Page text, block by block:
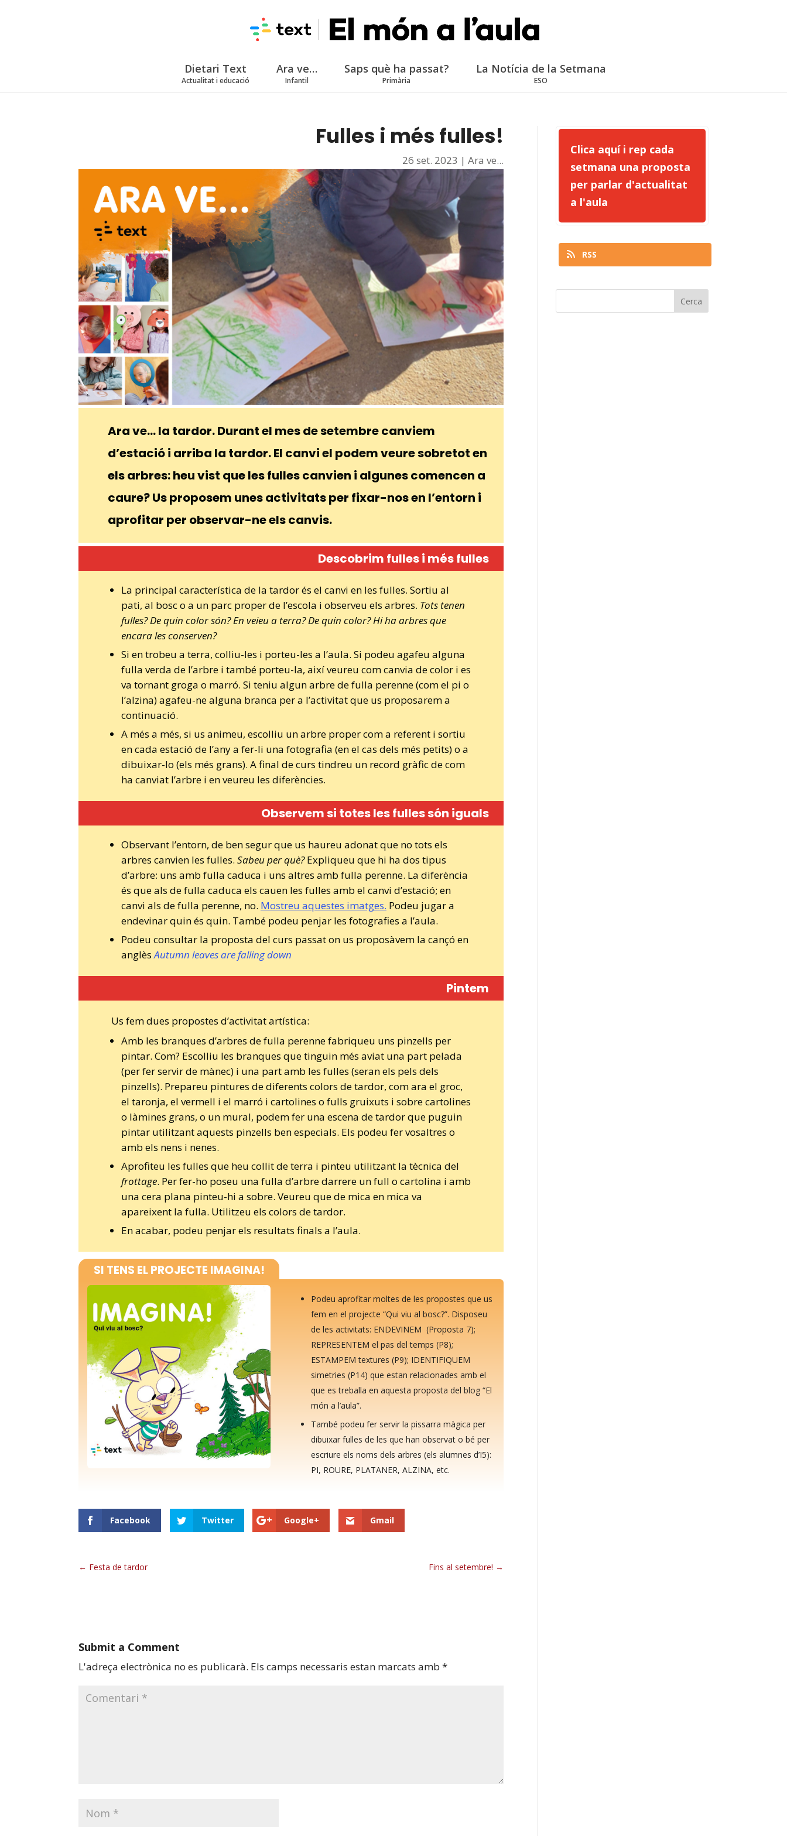
Dietari Text
Actualitat i educació
Ara ve…
Infantil
Saps què ha passat?
Primària
La Notícia de la Setmana
ESO
Fulles i més fulles!
26 set. 2023 |Ara ve...
Ara ve… la tardor. Durant el mes de setembre canviem
d’estació i arriba la tardor. El canvi el podem veure sobretot en
els arbres: heu vist que les fulles canvien i algunes comencen a
caure? Us proposem unes activitats per fixar-nos en l’entorn i
aprofitar per observar-ne els canvis.
Descobrim fulles i més fulles
La principal característica de la tardor és el canvi en les fulles. Sortiu al
pati, al bosc o a un parc proper de l’escola i observeu els arbres. Tots tenen
fulles? De quin color són? En veieu a terra? De quin color? Hi ha arbres que
encara les conserven?
Si en trobeu a terra, colliu-les i porteu-les a l’aula. Si podeu agafeu alguna
fulla verda de l’arbre i també porteu-la, així veureu com canvia de color i es
va tornant groga o marró. Si teniu algun arbre de fulla perenne (com el pi o
l’alzina) agafeu-ne alguna branca per a l’activitat que us proposarem a
continuació.
A més a més, si us animeu, escolliu un arbre proper com a referent i sortiu
en cada estació de l’any a fer-li una fotografia (en el cas dels més petits) o a
dibuixar-lo (els més grans). A final de curs tindreu un record gràfic de com
ha canviat l’arbre i en veureu les diferències.
Observem si totes les fulles són iguals
Observant l’entorn, de ben segur que us haureu adonat que no tots els
arbres canvien les fulles. Sabeu per què?Expliqueu que hi ha dos tipus
d’arbre: uns amb fulla caduca i uns altres amb fulla perenne. La diferència
és que als de fulla caduca els cauen les fulles amb el canvi d’estació; en
canvi als de fulla perenne, no. Mostreu aquestes imatges. Podeu jugar a
endevinar quin és quin. També podeu penjar les fotografies a l’aula.
Podeu consultar la proposta del curs passat on us proposàvem la cançó en
anglèsAutumn leaves are falling down
Pintem
Us fem dues propostes d’activitat artística:
Amb les branques d’arbres de fulla perenne fabriqueu uns pinzells per
pintar. Com? Escolliu les branques que tinguin més aviat una part pelada
(per fer servir de mànec) i una part amb les fulles (seran els pels dels
pinzells). Prepareu pintures de diferents colors de tardor, com ara el groc,
el taronja, el vermell i el marró i cartolines o fulls gruixuts i sobre cartolines
o làmines grans, o un mural, podem fer una escena de tardor que puguin
pintar utilitzant aquests pinzells ben especials. Els podeu fer vosaltres o
amb els nens i nenes.
Aprofiteu les fulles que heu collit de terra i pinteu utilitzant la tècnica del
frottage. Per fer-ho poseu una fulla d’arbre darrere un full o cartolina i amb
una cera plana pinteu-hi a sobre. Veureu que de mica en mica va
apareixent la fulla. Utilitzeu els colors de tardor.
En acabar, podeu penjar els resultats finals a l’aula.
SI TENS EL PROJECTE IMAGINA!
Podeu aprofitar moltes de les propostes que us
fem en el projecte “Qui viu al bosc?”. Disposeu
de les activitats: ENDEVINEM (Proposta 7);
REPRESENTEM el pas del temps (P8);
ESTAMPEM textures (P9); IDENTIFIQUEM
simetries (P14) que estan relacionades amb el
que es treballa en aquesta proposta del blog “El
món a l’aula”.
També podeu fer servir la pissarra màgica per
dibuixar fulles de les que han observat o bé per
escriure els noms dels arbres (els alumnes d’I5):
PI, ROURE, PLATANER, ALZINA, etc.
Facebook Twitter Google+ Gmail
Fins al setembre!
Festa de tardor
Submit a Comment
L'adreça electrònica no es publicarà. Els camps necessaris estan marcats amb*
Clica aquí i rep cada
setmana una proposta
per parlar d'actualitat
a l'aula
RSS